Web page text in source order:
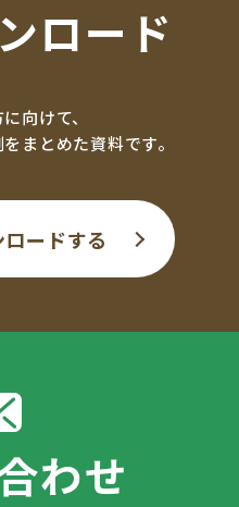
ロード
向けて、
まとめた資料です。
ードする
わせ